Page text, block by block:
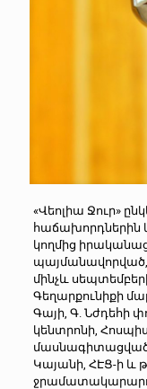
«Վեոլիա Ջուր»
հաճախորդներին
կողմից
պայմանավորված,
մինչև
Գեղարքունիքի
Գայի, Գ. Նժդեհի
կենտրոնի,
մասնագիտացված
Կայանի, ՀԷՑ-ի և